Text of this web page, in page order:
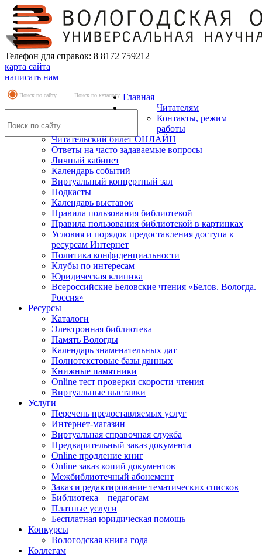
Телефон для справок: 8 8172 759212
карта сайта
написать нам
Поиск по сайту Поиск по каталогу Главная
Читателям
Контакты, режим
работы
Читательский билет ОНЛАЙН
Ответы на часто задаваемые вопросы
Личный кабинет
Календарь событий
Виртуальный концертный зал
Подкасты
Календарь выставок
Правила пользования библиотекой
Правила пользования библиотекой в картинках
Условия и порядок предоставления доступа к
ресурсам Интернет
Политика конфиденциальности
Клубы по интересам
Юридическая клиника
Всероссийские Беловские чтения «Белов. Вологда.
Россия»
Ресурсы
Каталоги
Электронная библиотека
Память Вологды
Календарь знаменательных дат
Полнотекстовые базы данных
Книжные памятники
Online тест проверки скорости чтения
Виртуальные выставки
Услуги
Перечень предоставляемых услуг
Интернет-магазин
Виртуальная справочная служба
Предварительный заказ документа
Online продление книг
Online заказ копий документов
Межбиблиотечный абонемент
Заказ и редактирование тематических списков
Библиотека – педагогам
Платные услуги
Бесплатная юридическая помощь
Конкурсы
Вологодская книга года
Коллегам